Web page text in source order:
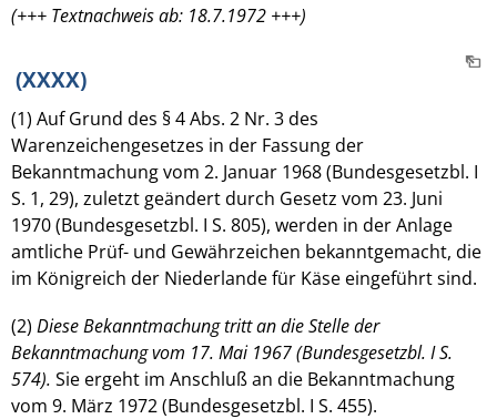
(+++ Textnachweis ab: 18.7.1972 +++)
(XXXX)
(1) Auf Grund des § 4 Abs. 2 Nr. 3 des
Warenzeichengesetzes in der Fassung der
Bekanntmachung vom 2. Januar 1968 (Bundesgesetzbl. I
S. 1, 29), zuletzt geändert durch Gesetz vom 23. Juni
1970 (Bundesgesetzbl. I S. 805), werden in der Anlage
amtliche Prüf- und Gewährzeichen bekanntgemacht, die
im Königreich der Niederlande für Käse eingeführt sind.
(2) Diese Bekanntmachung tritt an die Stelle der
Bekanntmachung vom 17. Mai 1967 (Bundesgesetzbl. I S.
574). Sie ergeht im Anschluß an die Bekanntmachung
vom 9. März 1972 (Bundesgesetzbl. I S. 455).